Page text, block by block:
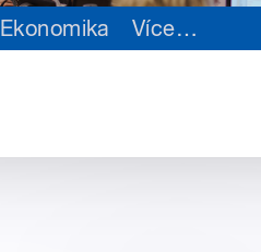
Ekonomika Více…